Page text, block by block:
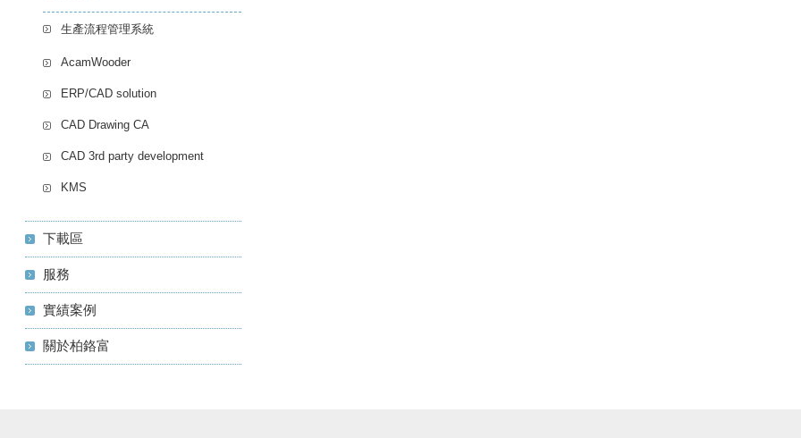
生產流程管理系統
AcamWooder
ERP/CAD solution
CAD Drawing CA
CAD 3rd party development
KMS
下載區
服務
實績案例
關於柏鉻富